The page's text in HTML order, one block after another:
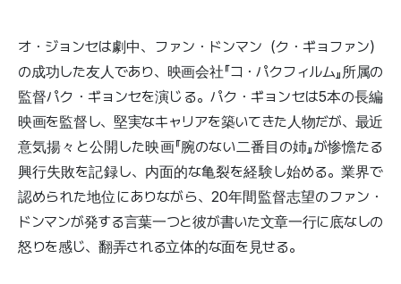
オ・ジョンセは劇中、ファン・ドンマン（ク・ギョファン）
の成功した友人であり、映画会社『コ・パクフィルム』所属の
監督パク・ギョンセを演じる。パク・ギョンセは5本の長編
映画を監督し、堅実なキャリアを築いてきた人物だが、最近
意気揚々と公開した映画『腕のない二番目の姉』が惨憺たる
興行失敗を記録し、内面的な亀裂を経験し始める。業界で
認められた地位にありながら、20年間監督志望のファン・
ドンマンが発する言葉一つと彼が書いた文章一行に底なしの
怒りを感じ、翻弄される立体的な面を見せる。